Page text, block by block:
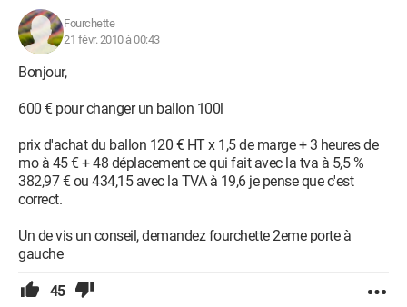
Fourchette
21 févr. 2010 à 00:43
Bonjour,
600 € pour changer un ballon 100l
prix d'achat du ballon 120 € HT x 1,5 de marge + 3 heures de
mo à 45 € + 48 déplacement ce qui fait avec la tva à 5,5 %
382,97 € ou 434,15 avec la TVA à 19,6 je pense que c'est
correct.
Un de vis un conseil, demandez fourchette 2eme porte à
gauche
45